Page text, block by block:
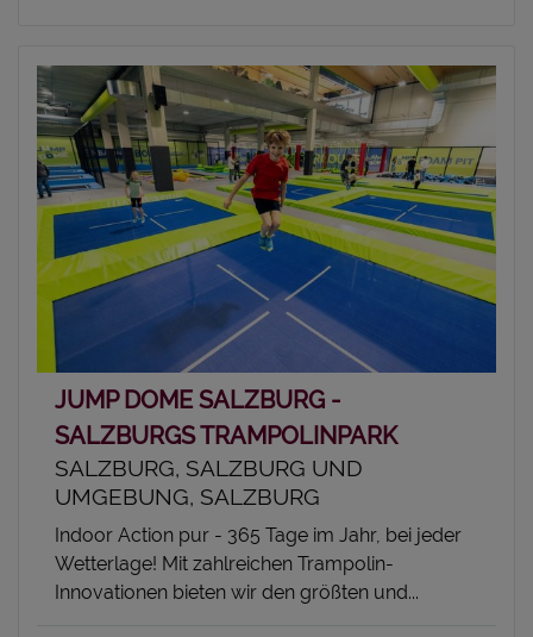
JUMP DOME SALZBURG -
SALZBURGS TRAMPOLINPARK
SALZBURG, SALZBURG UND
UMGEBUNG, SALZBURG
Indoor Action pur - 365 Tage im Jahr, bei jeder
Wetterlage! Mit zahlreichen Trampolin-
Innovationen bieten wir den größten und...